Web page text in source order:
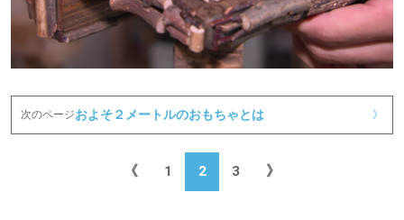
次のページおよそ２メートルのおもちゃとは 》
《 1 2 3 》